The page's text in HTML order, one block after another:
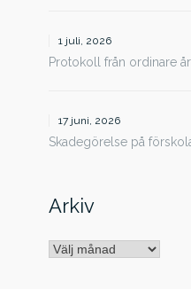
1 juli, 2026
Protokoll från ordinare
17 juni, 2026
Skadegörelse på
Arkiv
Arkiv